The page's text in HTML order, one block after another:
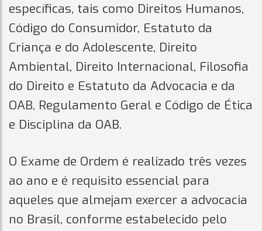
específicas, tais como Direitos Humanos,
Código do Consumidor, Estatuto da
Criança e do Adolescente, Direito
Ambiental, Direito Internacional, Filosofia
do Direito e Estatuto da Advocacia e da
OAB, Regulamento Geral e Código de Ética
e Disciplina da OAB.
O Exame de Ordem é realizado três vezes
ao ano e é requisito essencial para
aqueles que almejam exercer a advocacia
no Brasil, conforme estabelecido pelo